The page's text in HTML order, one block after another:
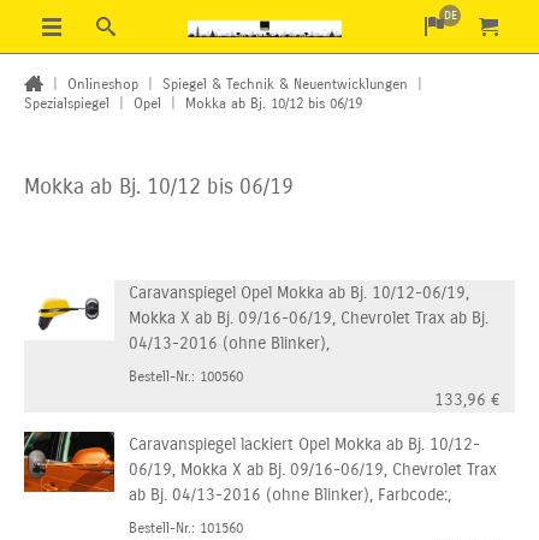
DE
Onlineshop Spiegel & Technik & Neuentwicklungen
Spezialspiegel
Opel Mokka ab Bj. 10/12 bis 06/19
Mokka ab Bj. 10/12 bis 06/19
Caravanspiegel Opel Mokka ab Bj. 10/12-06/19,
Mokka X ab Bj. 09/16-06/19, Chevrolet Trax ab Bj.
04/13-2016 (ohne Blinker),
Bestell-Nr.: 100560
133,96 €
Caravanspiegel lackiert Opel Mokka ab Bj. 10/12-
06/19, Mokka X ab Bj. 09/16-06/19, Chevrolet Trax
ab Bj. 04/13-2016 (ohne Blinker), Farbcode:,
Bestell-Nr.: 101560